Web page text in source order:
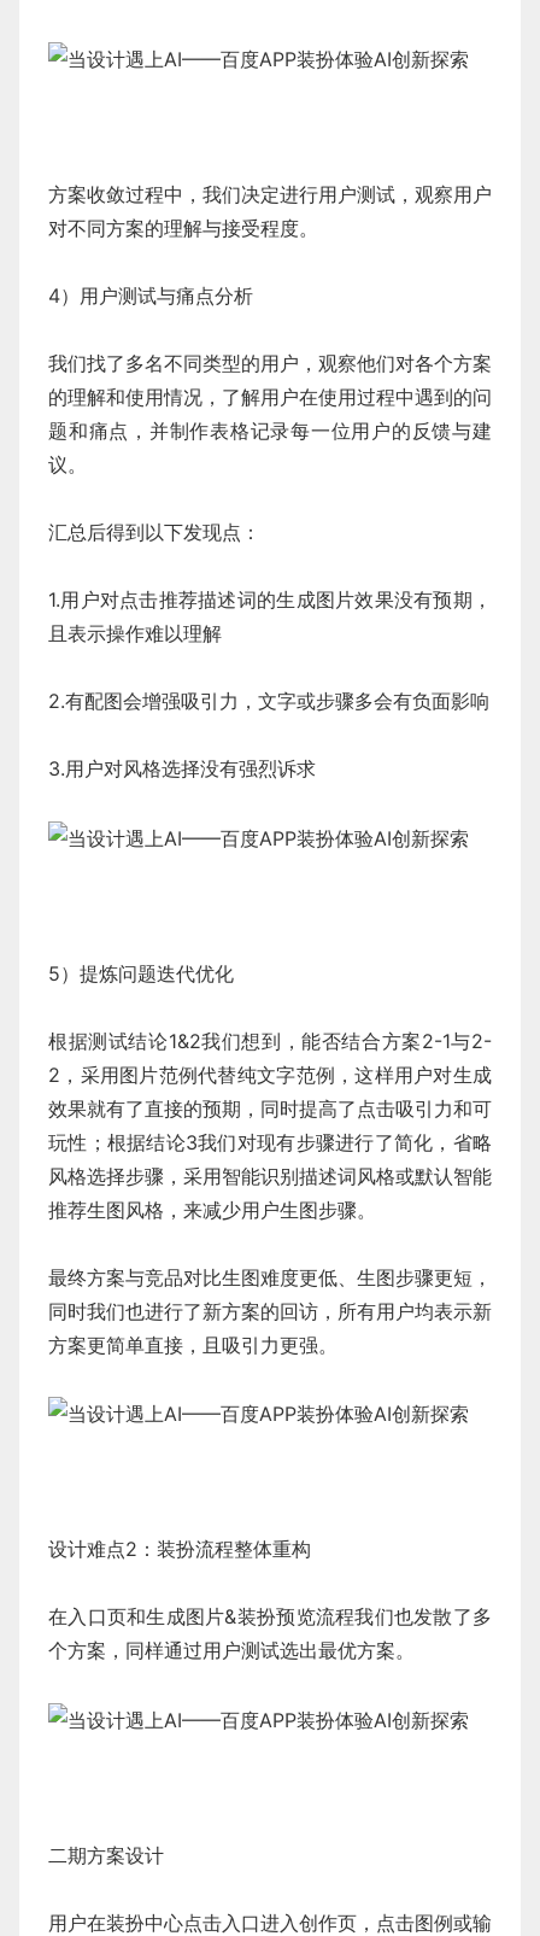
方案收敛过程中，我们决定进行用户测试，观察用户
对不同方案的理解与接受程度。
4）用户测试与痛点分析
我们找了多名不同类型的用户，观察他们对各个方案
的理解和使用情况，了解用户在使用过程中遇到的问
题和痛点，并制作表格记录每一位用户的反馈与建
议。
汇总后得到以下发现点：
1.用户对点击推荐描述词的生成图片效果没有预期，
且表示操作难以理解
2.有配图会增强吸引力，文字或步骤多会有负面影响
3.用户对风格选择没有强烈诉求
5）提炼问题迭代优化
根据测试结论1&2我们想到，能否结合方案2-1与2-
2，采用图片范例代替纯文字范例，这样用户对生成
效果就有了直接的预期，同时提高了点击吸引力和可
玩性；根据结论3我们对现有步骤进行了简化，省略
风格选择步骤，采用智能识别描述词风格或默认智能
推荐生图风格，来减少用户生图步骤。
最终方案与竞品对比生图难度更低、生图步骤更短，
同时我们也进行了新方案的回访，所有用户均表示新
方案更简单直接，且吸引力更强。
设计难点2：装扮流程整体重构
在入口页和生成图片&装扮预览流程我们也发散了多
个方案，同样通过用户测试选出最优方案。
二期方案设计
用户在装扮中心点击入口进入创作页，点击图例或输